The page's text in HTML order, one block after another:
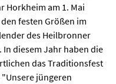
Horkheim am 1. Mai
festen Größen im
des Heilbronner
In diesem Jahr haben die
das Traditionsfest
jüngeren